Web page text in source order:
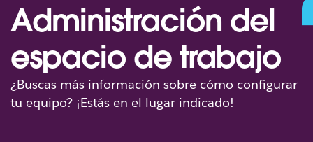
Administración del
espacio de trabajo
¿Buscas más información sobre cómo configurar
tu equipo? ¡Estás en el lugar indicado!